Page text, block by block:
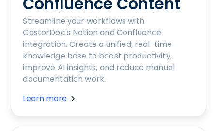
Streamline your workflows with
CastorDoc's Notion and Confluence
integration. Create a unified, real-time
knowledge base to boost productivity,
improve AI insights, and reduce manual
documentation work.
Learn more